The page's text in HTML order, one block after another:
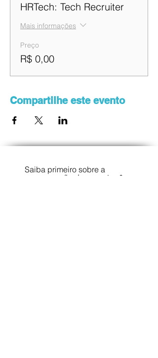
HRTech: Tech Recruiter
Mais informações
Preço
R$ 0,00
Compartilhe este evento
Saiba primeiro sobre a
programação dos eventos